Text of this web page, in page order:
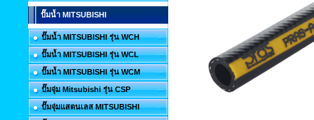
ปั๊มน้ำ MITSUBISHI
ปั๊มน้ำ MITSUBISHI รุ่น WCH
ปั๊มน้ำ MITSUBISHI รุ่น WCL
ปั๊มน้ำ MITSUBISHI รุ่น WCM
ปั๊มจุ่ม Mitsubishi รุ่น CSP
ปั๊มจุ่มแสตนเลส MITSUBISHI